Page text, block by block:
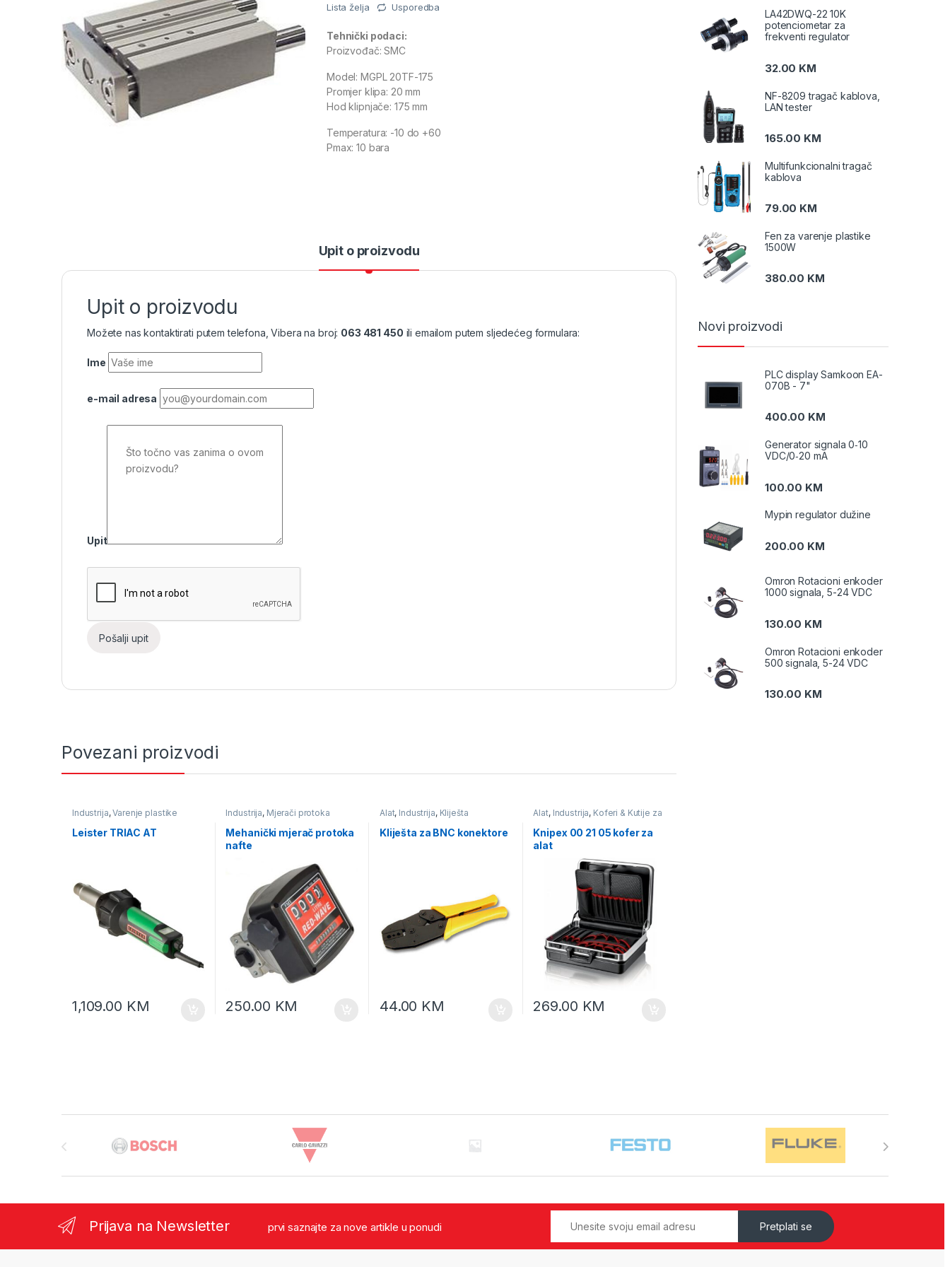
Lista želja Usporedba
Tehnički podaci:
Proizvođač: SMC
Model: MGPL 20TF-175
Promjer klipa: 20 mm
Hod klipnjače: 175 mm
Temperatura: -10 do +60
Pmax: 10 bara
Upit o proizvodu
Upit o proizvodu
Možete nas kontaktirati putem telefona, Vibera na broj: 063 481 450 ili emailom putem sljedećeg formulara:
Ime
e-mail adresa
Upit
Povezani proizvodi
Industrija,Varenje plastike
Leister TRIAC AT
1,109.00 KM
Industrija, Mjerači protoka
tekućine
Pumpe i mjerači
protika tekućine
Mehanički mjerač protoka
nafte
250.00 KM
Alat, Industrija, Kliješta
Kliješta za BNC konektore
44.00 KM
Alat, Industrija, Koferi & Kutije za
alat i opremu
Knipex 00 21 05 kofer za
alat
269.00 KM
LA42DWQ-22 10K
potenciometar za
frekventi regulator
32.00 KM
NF-8209 tragač kablova,
LAN tester
165.00 KM
Multifunkcionalni tragač
kablova
79.00 KM
Fen za varenje plastike
1500W
380.00 KM
Novi proizvodi
PLC display Samkoon EA-
070B - 7"
400.00 KM
Generator signala 0‑10
VDC/0‑20 mA
100.00 KM
Mypin regulator dužine
200.00 KM
Omron Rotacioni enkoder
1000 signala, 5-24 VDC
130.00 KM
Omron Rotacioni enkoder
500 signala, 5-24 VDC
130.00 KM
Prijava na Newsletter prvi saznajte za nove artikle u ponudi Pretplati se